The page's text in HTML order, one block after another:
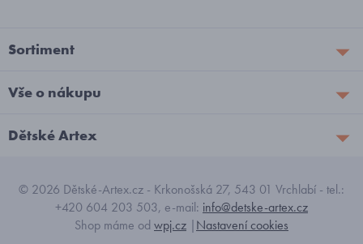
Sortiment
Vše o nákupu
Dětské Artex
© 2026 Dětské-Artex.cz - Krkonošská 27, 543 01 Vrchlabí - tel.:
+420 604 203 503, e-mail: info@detske-artex.cz
Shop máme od wpj.cz |Nastavení cookies